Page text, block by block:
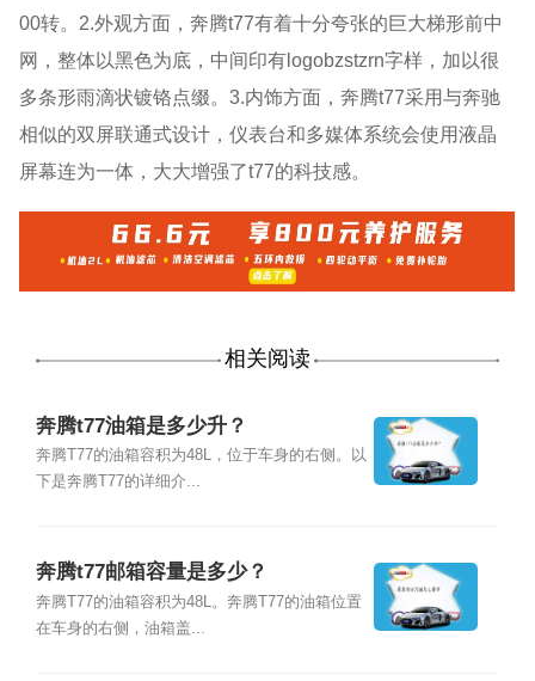
00转。2.外观方面，奔腾t77有着十分夸张的巨大梯形前中
网，整体以黑色为底，中间印有logobzstzrn字样，加以很
多条形雨滴状镀铬点缀。3.内饰方面，奔腾t77采用与奔驰
相似的双屏联通式设计，仪表台和多媒体系统会使用液晶
屏幕连为一体，大大增强了t77的科技感。
相关阅读
奔腾t77油箱是多少升？
奔腾T77的油箱容积为48L，位于车身的右侧。以
下是奔腾T77的详细介...
奔腾t77邮箱容量是多少？
奔腾T77的油箱容积为48L。奔腾T77的油箱位置
在车身的右侧，油箱盖...